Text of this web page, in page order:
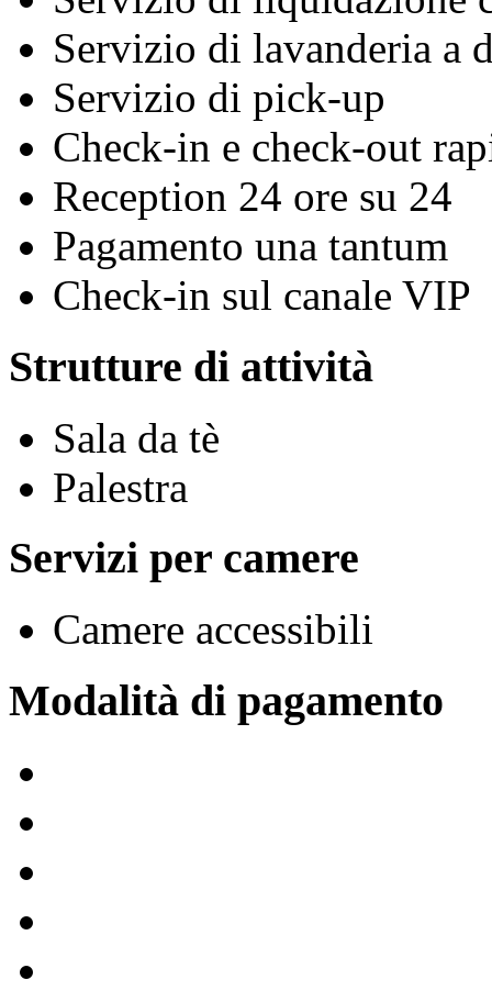
Servizio di lavanderia a
Servizio di pick-up
Check-in e check-out
Reception 24 ore su 24
Pagamento una tantum
Check-in sul canale VIP
Strutture di attività
Sala da tè
Palestra
Servizi per camere
Camere accessibili
Modalità di pagamento